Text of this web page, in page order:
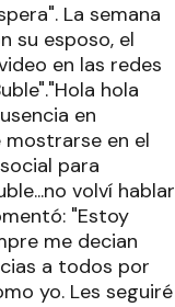
La semana
su esposo, el
en las redes
hola
en
mostrarse en el
para
volví hablar
"Estoy
me decian
a todos por
yo. Les seguiré